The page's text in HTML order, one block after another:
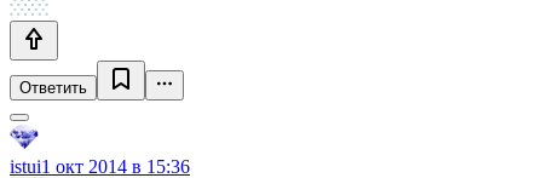
Ответить
istui1 окт 2014 в 15:36